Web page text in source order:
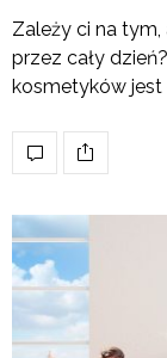
Zależy ci na
przez cały
kosmetyków jest